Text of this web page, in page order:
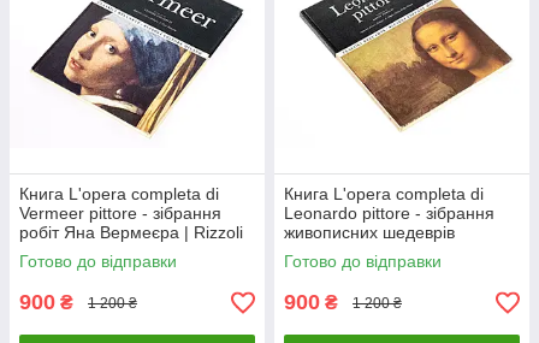
Книга L'opera completa di
Vermeer pittore - зібрання
робіт Яна Вермеєра | Rizzoli
Готово до відправки
900 ₴ 1 200 ₴
Книга L'opera completa di
Leonardo pittore - зібрання
живописних шедеврів
Леонардо да Вінчі | Книга
Rizzoli
Готово до відправки
900 ₴ 1 200 ₴